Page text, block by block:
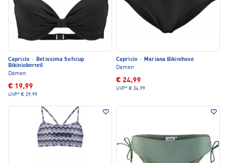
Capricio · Belissima Softcup
Bikinioberteil
Damen
€ 19,99
UVP* € 29,99
Capricio · Mariana Bikinihose
Damen
€ 24,99
UVP* € 34,99